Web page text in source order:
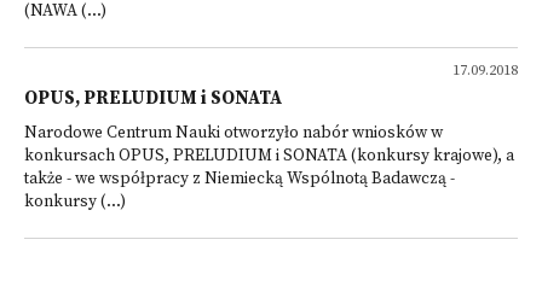
(NAWA (...)
17.09.2018
OPUS, PRELUDIUM i SONATA
Narodowe Centrum Nauki otworzyło nabór wniosków w
konkursach OPUS, PRELUDIUM i SONATA (konkursy krajowe), a
także - we współpracy z Niemiecką Wspólnotą Badawczą -
konkursy (...)